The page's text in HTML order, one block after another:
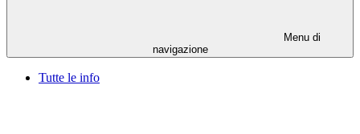
Menu di
navigazione
Tutte le info